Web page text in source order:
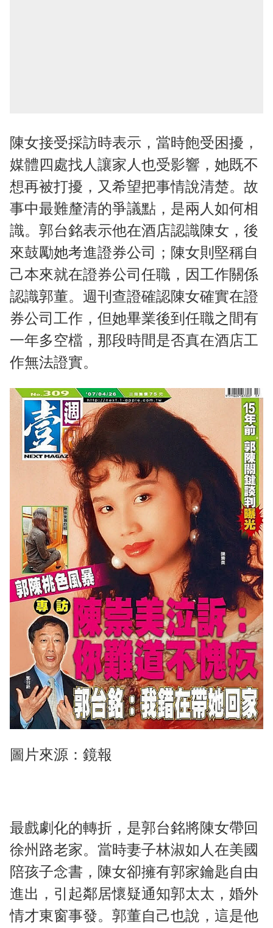
陳女接受採訪時表示，當時飽受困擾，
媒體四處找人讓家人也受影響，她既不
想再被打擾，又希望把事情說清楚。故
事中最難釐清的爭議點，是兩人如何相
識。郭台銘表示他在酒店認識陳女，後
來鼓勵她考進證券公司；陳女則堅稱自
己本來就在證券公司任職，因工作關係
認識郭董。週刊查證確認陳女確實在證
券公司工作，但她畢業後到任職之間有
一年多空檔，那段時間是否真在酒店工
作無法證實。
圖片來源：鏡報
最戲劇化的轉折，是郭台銘將陳女帶回
徐州路老家。當時妻子林淑如人在美國
陪孩子念書，陳女卻擁有郭家鑰匙自由
進出，引起鄰居懷疑通知郭太太，婚外
情才東窗事發。郭董自己也說，這是他